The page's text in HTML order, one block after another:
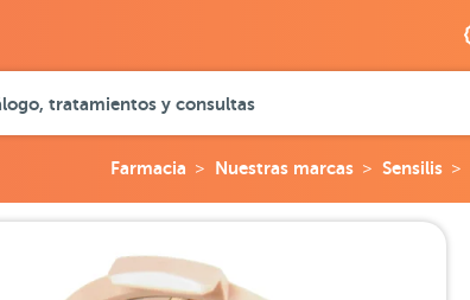
tratamientos y consultas
Farmacia Nuestras marcas Sensilis